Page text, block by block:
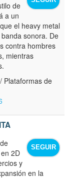
de
a un
el heavy metal
sonora. De
contra hombres
mientras
Plataformas de
SEGUIR
2D
y
en la